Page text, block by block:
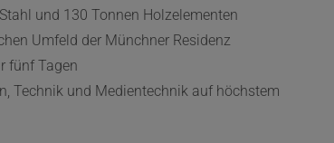
und 130 Tonnen Holzelementen
Umfeld der Münchner Residenz
fünf Tagen
Technik und Medientechnik auf höchstem